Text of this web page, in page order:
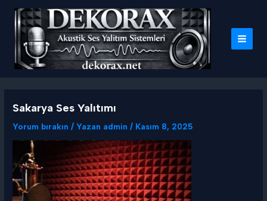
Sakarya Ses Yalıtımı
Yorum bırakın / Yazan admin/ Kasım 8, 2025